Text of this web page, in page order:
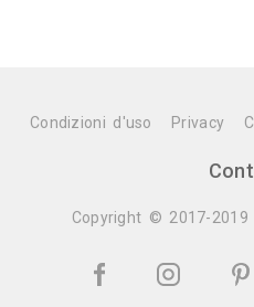
Condizioni d'uso Privacy
Copyright © 2017-